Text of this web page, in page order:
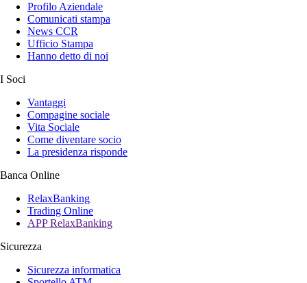
Profilo Aziendale
Comunicati stampa
News CCR
Ufficio Stampa
Hanno detto di noi
I Soci
Vantaggi
Compagine sociale
Vita Sociale
Come diventare socio
La presidenza risponde
Banca Online
RelaxBanking
Trading Online
APP RelaxBanking
Sicurezza
Sicurezza informatica